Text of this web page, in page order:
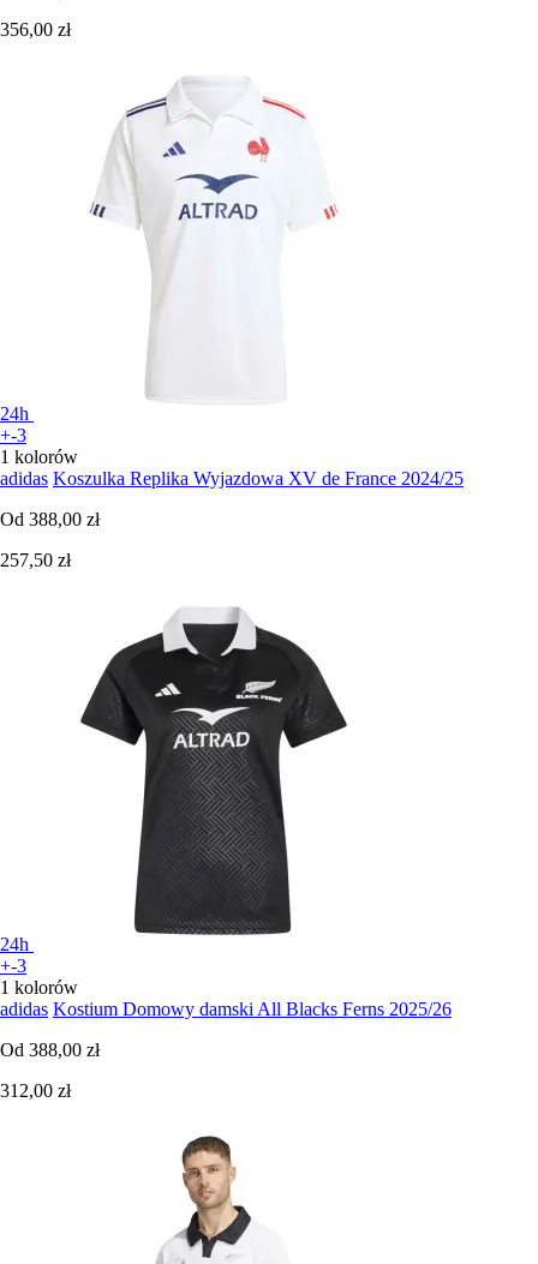
356,00 zł
24h
+-3
1 kolorów
adidas Koszulka Replika Wyjazdowa XV de France 2024/25
Od 388,00 zł
257,50 zł
24h
+-3
1 kolorów
adidas Kostium Domowy damski All Blacks Ferns 2025/26
Od 388,00 zł
312,00 zł